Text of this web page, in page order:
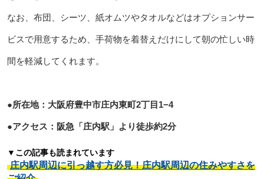
なお、布団、シーツ、紙オムツやタオルなどはオプションサー
ビスで用意するため、手荷物を着替えだけにして朝の忙しい時
間を軽減してくれます。
●所在地：大阪府豊中市庄内東町2丁目1−4
●アクセス：阪急「庄内駅」より徒歩約2分
▼この記事も読まれています
庄内駅周辺に引っ越す方必見！庄内駅周辺の住みやすさを